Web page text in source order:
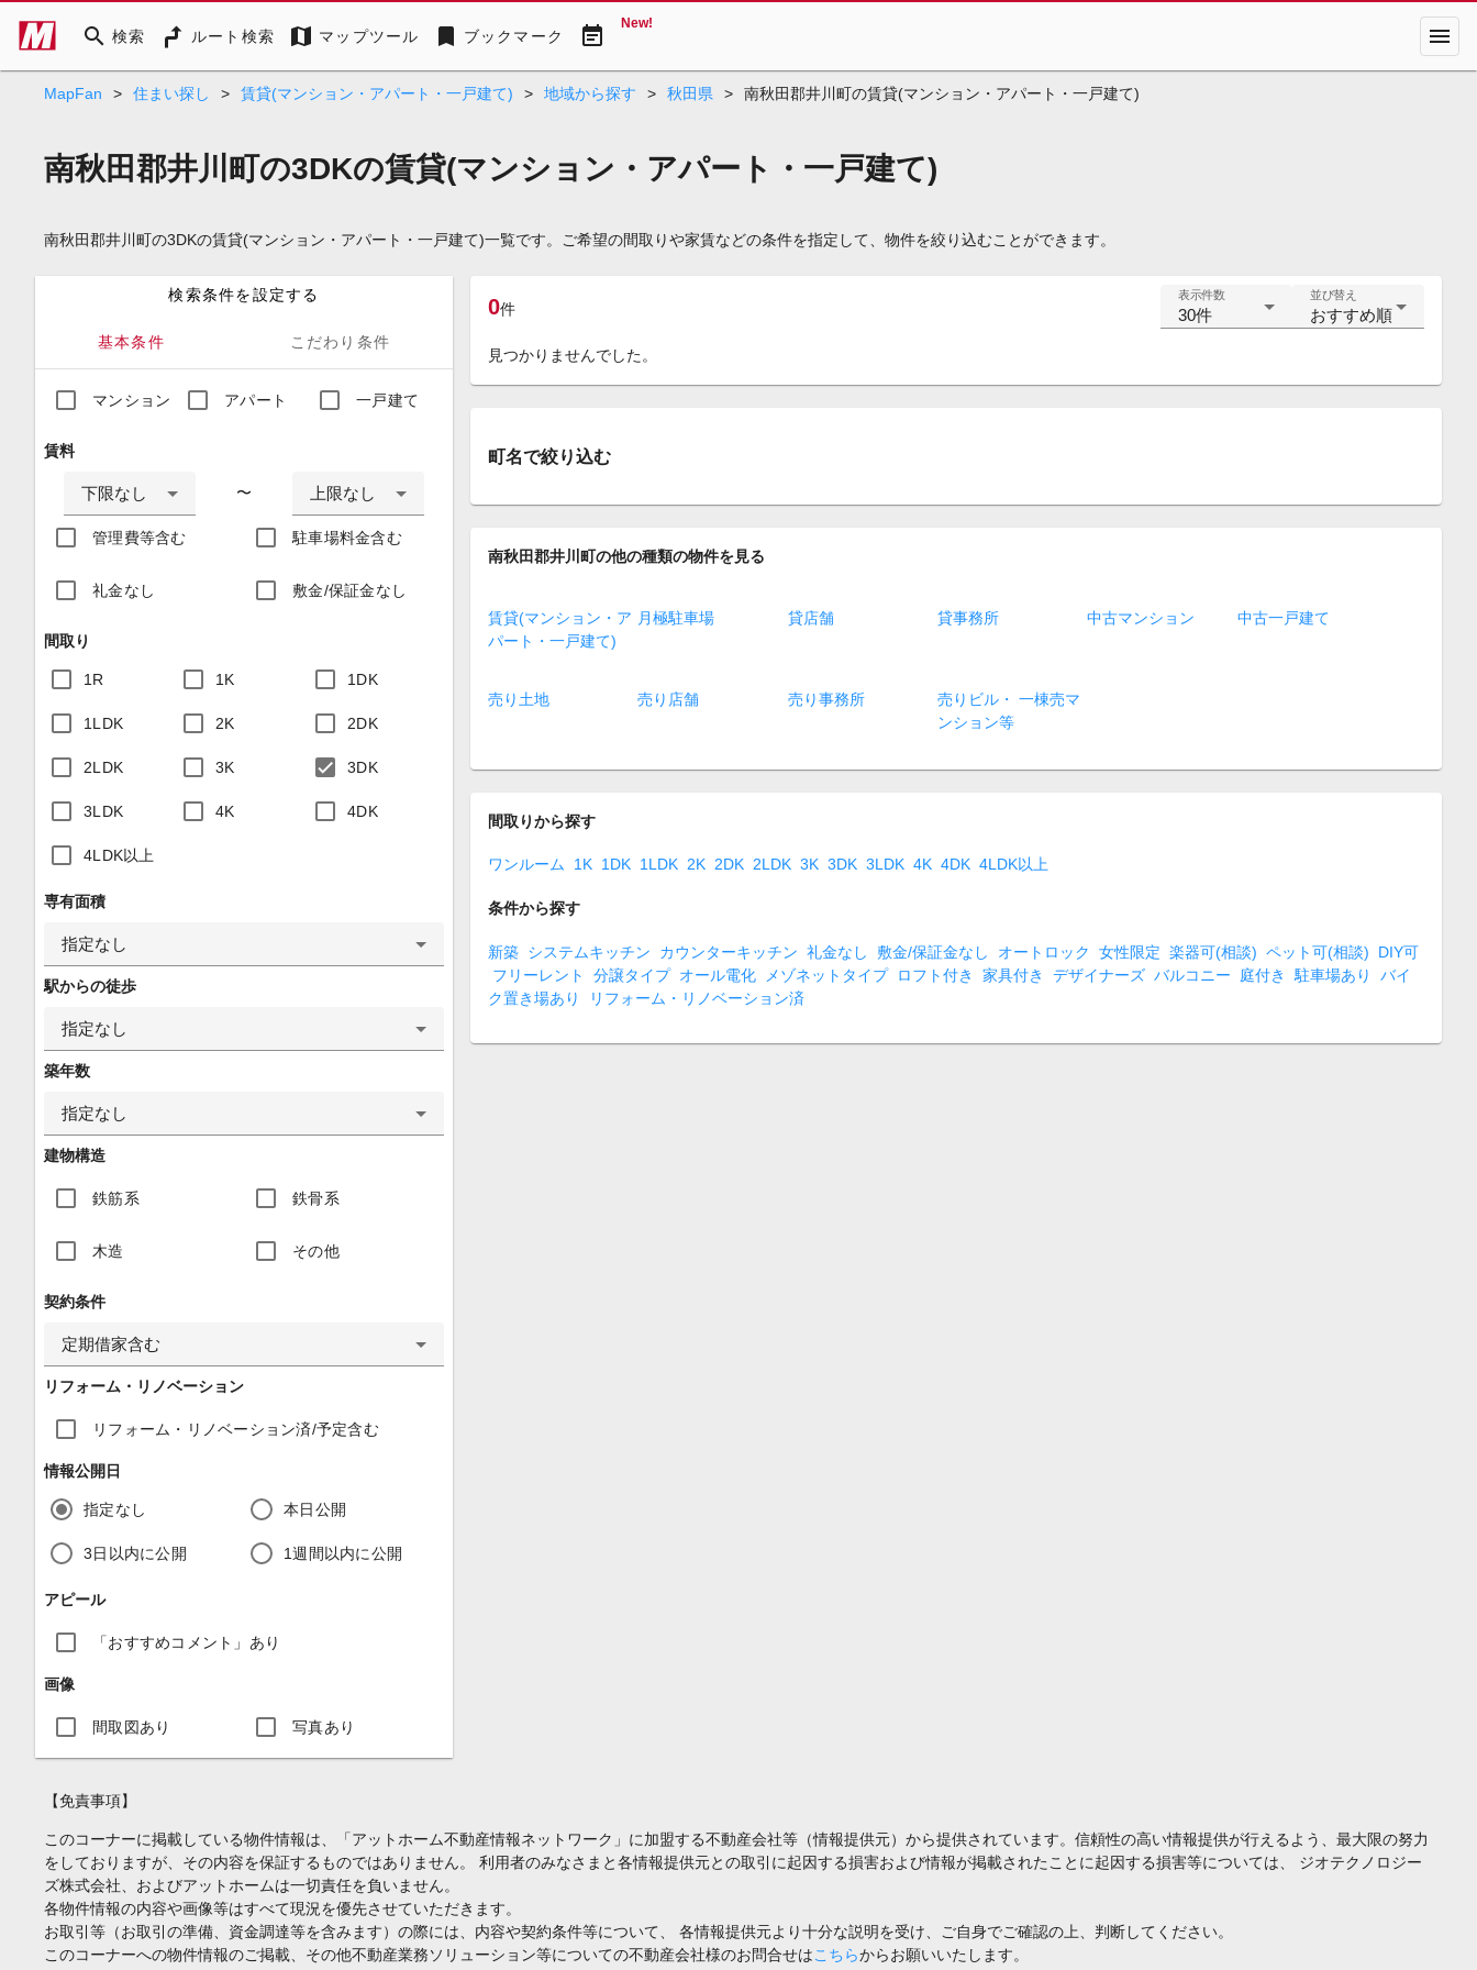
search 検索 ルート検索 map マップツール bookmark ブックマーク event_note New! menu
MapFan > 住まい探し > 賃貸(マンション・アパート・一戸建て) > 地域から探す > 秋田県 > 南秋田郡井川町の賃貸(マンション・アパート・一戸建て)
南秋田郡井川町の3DKの賃貸(マンション・アパート・一戸建て)
南秋田郡井川町の3DKの賃貸(マンション・アパート・一戸建て)一覧です。ご希望の間取りや家賃などの条件を指定して、物件を絞り込むことができます。
検索条件を設定する
基本条件 こだわり条件
マンション アパート 一戸建て
賃料
下限なし 〜 上限なし
管理費等含む 駐車場料金含む
礼金なし 敷金/保証金なし
間取り
1R 1K 1DK
1LDK 2K 2DK
2LDK 3K 3DK
3LDK 4K 4DK
4LDK以上
専有面積
指定なし
駅からの徒歩
指定なし
築年数
指定なし
建物構造
鉄筋系 鉄骨系
木造 その他
契約条件
定期借家含む
リフォーム・リノベーション
リフォーム・リノベーション済/予定含む
情報公開日
指定なし 本日公開
3日以内に公開 1週間以内に公開
アピール
「おすすめコメント」あり
画像
間取図あり 写真あり
0件
表示件数
30件
並び替え
おすすめ順
見つかりませんでした。
町名で絞り込む
南秋田郡井川町の他の種類の物件を見る
賃貸(マンション・ア
パート・一戸建て)
月極駐車場 貸店舗 貸事務所 中古マンション 中古一戸建て
売り土地 売り店舗 売り事務所
売りビル・ 一棟売マ
ンション等
間取りから探す
ワンルーム 1K 1DK 1LDK 2K 2DK 2LDK 3K 3DK 3LDK 4K 4DK 4LDK以上
条件から探す
新築 システムキッチン カウンターキッチン 礼金なし 敷金/保証金なし オートロック 女性限定 楽器可(相談) ペット可(相談)
DIY可
フリーレント
分譲タイプ オール電化 メゾネットタイプ ロフト付き 家具付き デザイナーズ バルコニー 庭付き 駐車場あり
バイ
ク置き場あり
リフォーム・リノベーション済
【免責事項】
このコーナーに掲載している物件情報は、「アットホーム不動産情報ネットワーク」に加盟する不動産会社等（情報提供元）から提供されています。信頼性の高い情報提供が行えるよう、最大限の努力
をしておりますが、その内容を保証するものではありません。 利用者のみなさまと各情報提供元との取引に起因する損害および情報が掲載されたことに起因する損害等については、 ジオテクノロジー
ズ株式会社、およびアットホームは一切責任を負いません。
各物件情報の内容や画像等はすべて現況を優先させていただきます。
お取引等（お取引の準備、資金調達等を含みます）の際には、内容や契約条件等について、 各情報提供元より十分な説明を受け、ご自身でご確認の上、判断してください。
このコーナーへの物件情報のご掲載、その他不動産業務ソリューション等についての不動産会社様のお問合せはこちらからお願いいたします。